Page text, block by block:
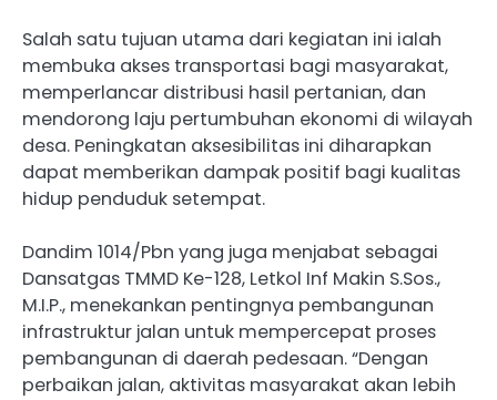
Salah satu tujuan utama dari kegiatan ini ialah
membuka akses transportasi bagi masyarakat,
memperlancar distribusi hasil pertanian, dan
mendorong laju pertumbuhan ekonomi di wilayah
desa. Peningkatan aksesibilitas ini diharapkan
dapat memberikan dampak positif bagi kualitas
hidup penduduk setempat.
Dandim 1014/Pbn yang juga menjabat sebagai
Dansatgas TMMD Ke-128, Letkol Inf Makin S.Sos.,
M.I.P., menekankan pentingnya pembangunan
infrastruktur jalan untuk mempercepat proses
pembangunan di daerah pedesaan. “Dengan
perbaikan jalan, aktivitas masyarakat akan lebih